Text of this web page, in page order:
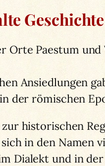
Geschichte
Orte Paestum
Ansiedlungen
der römischen
historischen
in den Namen
Dialekt und in